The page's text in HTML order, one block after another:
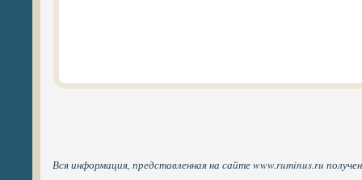
Вся информация, представленная на сайте www.ruminus.ru